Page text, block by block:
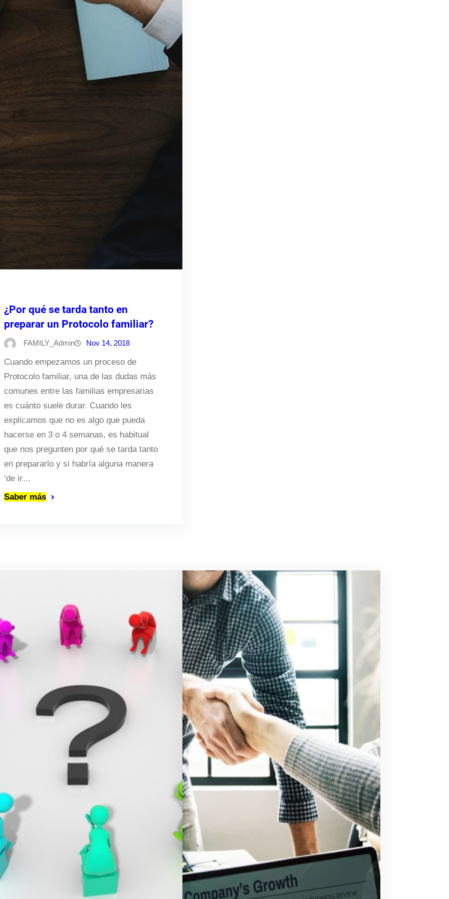
¿Por qué se tarda tanto en
preparar un Protocolo familiar?
FAMILY_Admin Nov 14, 2018
Cuando empezamos un proceso de
Protocolo familiar, una de las dudas más
comunes entre las familias empresarias
es cuánto suele durar. Cuando les
explicamos que no es algo que pueda
hacerse en 3 o 4 semanas, es habitual
que nos pregunten por qué se tarda tanto
en prepararlo y si habría alguna manera
‘de ir…
Saber más